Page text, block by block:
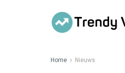
Home Nieuws